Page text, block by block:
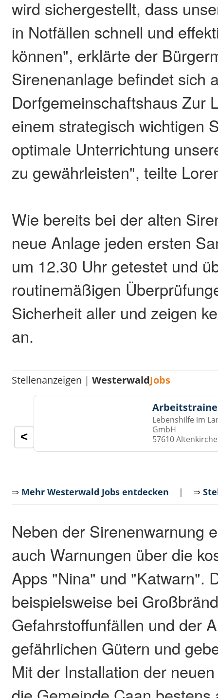
wird sichergestellt, dass
in Notfällen schnell und
können", erklärte der
Sirenenanlage befindet sich
Dorfgemeinschaftshaus Zur
einem strategisch wichtigen
optimale Unterrichtung
zu gewährleisten", teilte
Wie bereits bei der alten
neue Anlage jeden ersten
um 12.30 Uhr getestet und
routinemäßigen
Sicherheit aller und zeigen
an.
Stellenanzeigen |WesterwaldJobs
Lebenshilfe im
GmbH
57610
<
⇒ Mehr Westerwald Jobs entdecken | ⇒
Neben der Sirenenwarnung
auch Warnungen über die
Apps "Nina" und "Katwarn".
beispielsweise bei
Gefahrstoffunfällen und der
gefährlichen Gütern und
Mit der Installation der